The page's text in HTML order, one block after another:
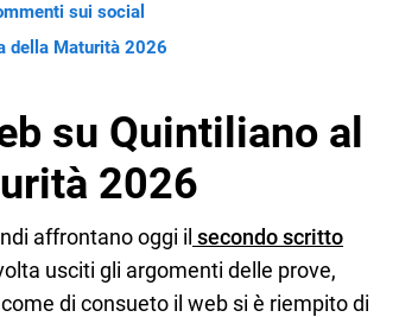
sui social
della Maturità 2026
su Quintiliano al
2026
affrontano oggi il secondo scritto
usciti gli argomenti delle prove,
di consueto il web si è riempito di